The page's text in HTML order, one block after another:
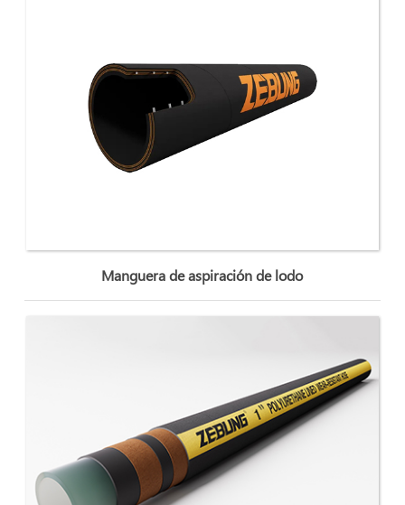
Manguera de aspiración de lodo